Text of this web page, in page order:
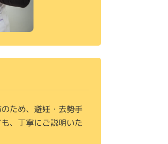
ため、避妊・去勢手
、丁寧にご説明いた